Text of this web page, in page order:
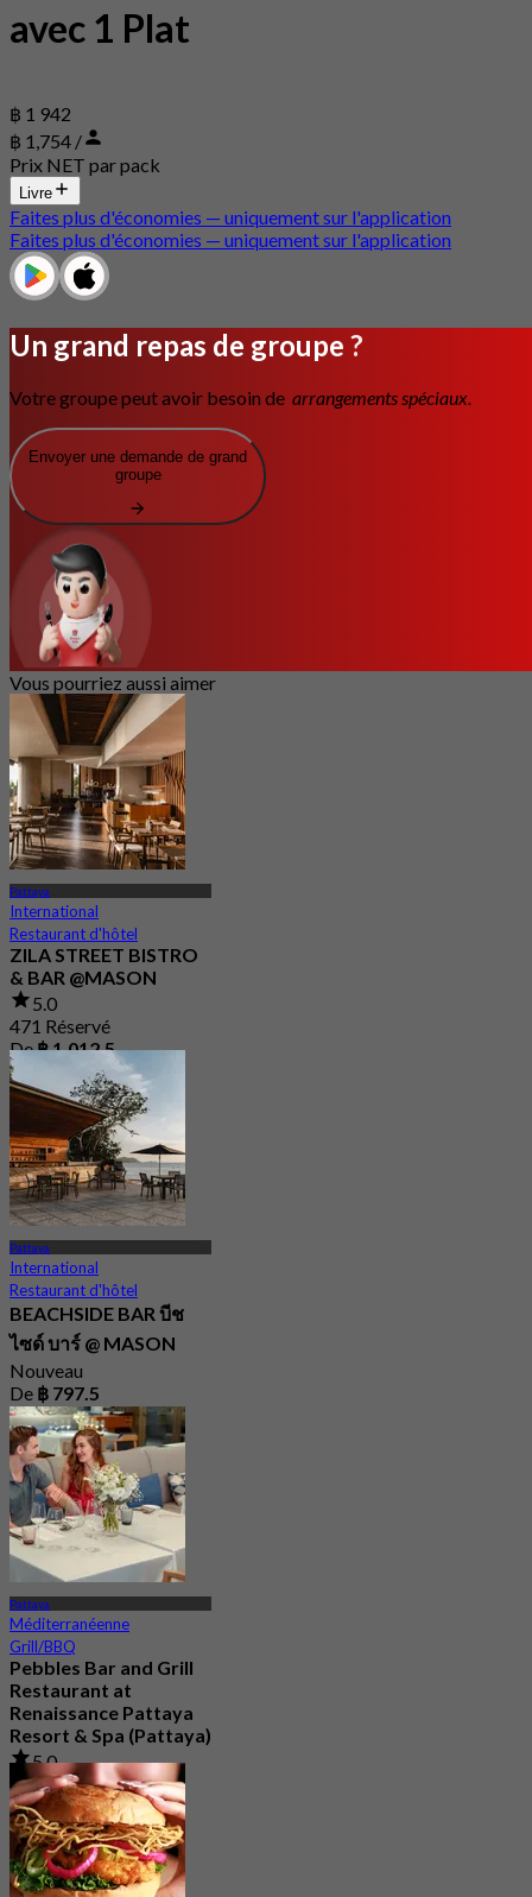
avec 1 Plat
฿ 1 942
฿ 1,754 /
Prix NET par pack
Livre
Faites plus d'économies — uniquement sur l'application
Faites plus d'économies — uniquement sur l'application
Un grand repas de groupe ?
Votre groupe peut avoir besoin de arrangements spéciaux.
Envoyer une demande de grand
groupe
Vous pourriez aussi aimer
Pattaya
International
Restaurant d'hôtel
ZILA STREET BISTRO
& BAR @MASON
5.0
471 Réservé
De฿ 1,012.5
Pattaya
International
Restaurant d'hôtel
BEACHSIDE BAR บีช
ไซด์ บาร์ @ MASON
Nouveau
De ฿ 797.5
Pattaya
Méditerranéenne
Grill/BBQ
Pebbles Bar and Grill
Restaurant at
Renaissance Pattaya
Resort & Spa (Pattaya)
5.0
322 Réservé
De฿ 699